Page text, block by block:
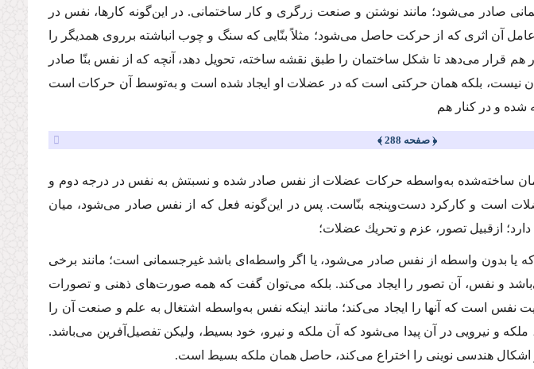
صادر می‌شود؛ مانند نوشتن و صنعت زرگری و كار ساختمانی. در این‌گونه كارها، نفس در
آن اثری كه از حركت حاصل می‌شود؛ مثلاً بنّایی كه سنگ و چوب انباشته برروی همدیگر را
قرار می‌دهد تا شكل ساختمان را طبق نقشه ساخته، تحویل دهد، آنچه كه از نفس بنّا صادر
نیست، بلكه همان حركتی است‌ كه در عضلات او ایجاد شده است و به‌توسط آن حركات است
و در كنار هم
﴿ صفحه 288 ﴾
ساخته‌شده به‌واسطه حركات عضلات از نفس صادر شده و نسبتش به نفس در درجه دوم و
است و كاركرد دست‌وپنجه بنّاست. پس در این‌گونه فعل كه از نفس صادر می‌شود، میان
ازقبیل تصور، عزم و تحریك عضلات؛
یا بدون واسطه از نفس صادر می‌شود، یا اگر واسطه‌ای باشد غیرجسمانی است؛ مانند برخی
و نفس، آن تصور را ایجاد می‌كند. بلكه می‌توان گفت كه همه صورت‌های ذهنی و تصورات
نفس است‌ كه آنها را ایجاد می‌كند؛ مانند اینكه نفس به‌واسطه اشتغال به علم و صنعت آن را
و نیرویی در آن پیدا می‌شود كه آن ملكه و نیرو، خود بسیط، و‌لیكن تفصیل‌آفرین می‌باشد.
هندسی نوینی را اختراع می‌كند، حاصل همان ملكه بسیط است.